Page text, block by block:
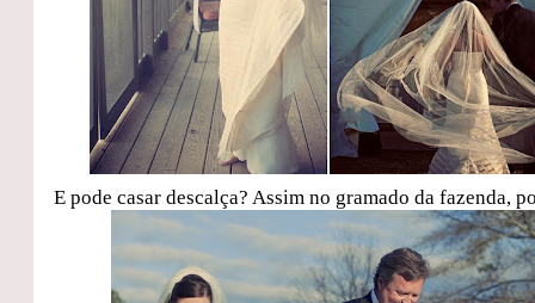
E pode casar descalça? Assim no gramado da fazenda,